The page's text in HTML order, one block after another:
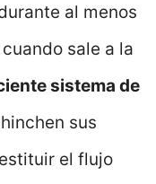
al menos
sale a la
sistema de
sus
el flujo